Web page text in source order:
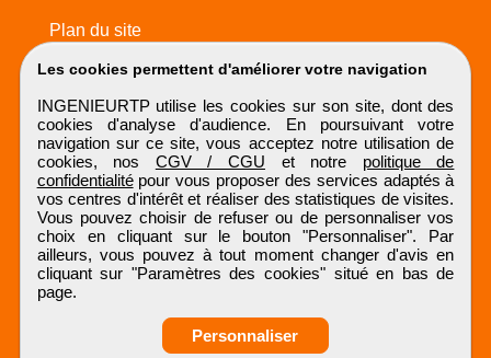
Les cookies permettent d'améliorer votre navigation
INGENIEURTP utilise les cookies sur son site, dont des
cookies d'analyse d'audience. En poursuivant votre
navigation sur ce site, vous acceptez notre utilisation de
cookies, nos CGV / CGU et notre politique de
confidentialitépour vous proposer des services adaptés à
vos centres d'intérêt et réaliser des statistiques de visites.
Vous pouvez choisir de refuser ou de personnaliser vos
choix en cliquant sur le bouton "Personnaliser". Par
ailleurs, vous pouvez à tout moment changer d'avis en
cliquant sur "Paramètres des cookies" situé en bas de
page.
Personnaliser
Plan du site